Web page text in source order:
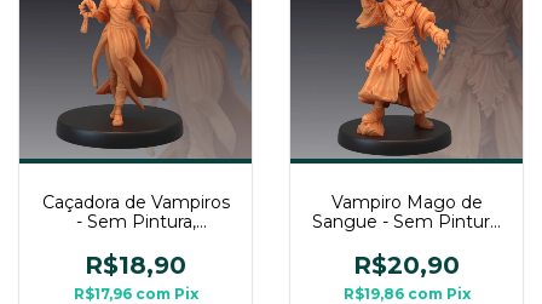
Caçadora de Vampiros
- Sem Pintura,
Para Rpg de Mesa
R$18,90
R$17,96 com Pix
Vampiro Mago de
Sangue - Sem Pintura,
Para Rpg de Mesa
R$20,90
R$19,86 com Pix